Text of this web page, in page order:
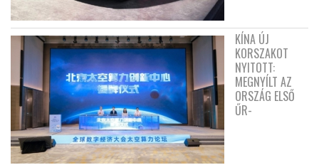
KÍNA ÚJ
KORSZAKOT
NYITOTT:
MEGNYÍLT AZ
ORSZÁG ELSŐ
ŰR-